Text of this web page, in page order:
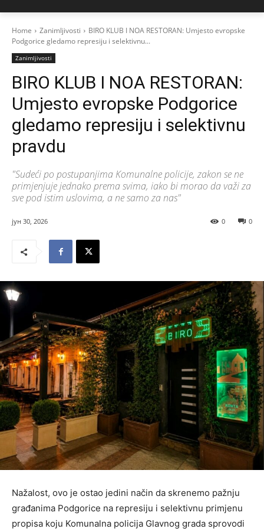
Home Zanimljivosti
BIRO KLUB I NOA RESTORAN: Umjesto evropske
Podgorice gledamo represiju i selektivnu...
Zanimljivosti
BIRO KLUB I NOA RESTORAN:
Umjesto evropske Podgorice
gledamo represiju i selektivnu
pravdu
"Sudeći po postupanjima Komunalne policije, zakon se ne
primjenjuje jednako prema svima, iako bi morao da važi za
sve pod istim uslovima, a ne samo za nas"
јун 30, 2026 0
0
Nažalost, ovo je ostao jedini način da skrenemo pažnju
građanima Podgorice na represiju i selektivnu primjenu
propisa koju Komunalna policija Glavnog grada sprovodi